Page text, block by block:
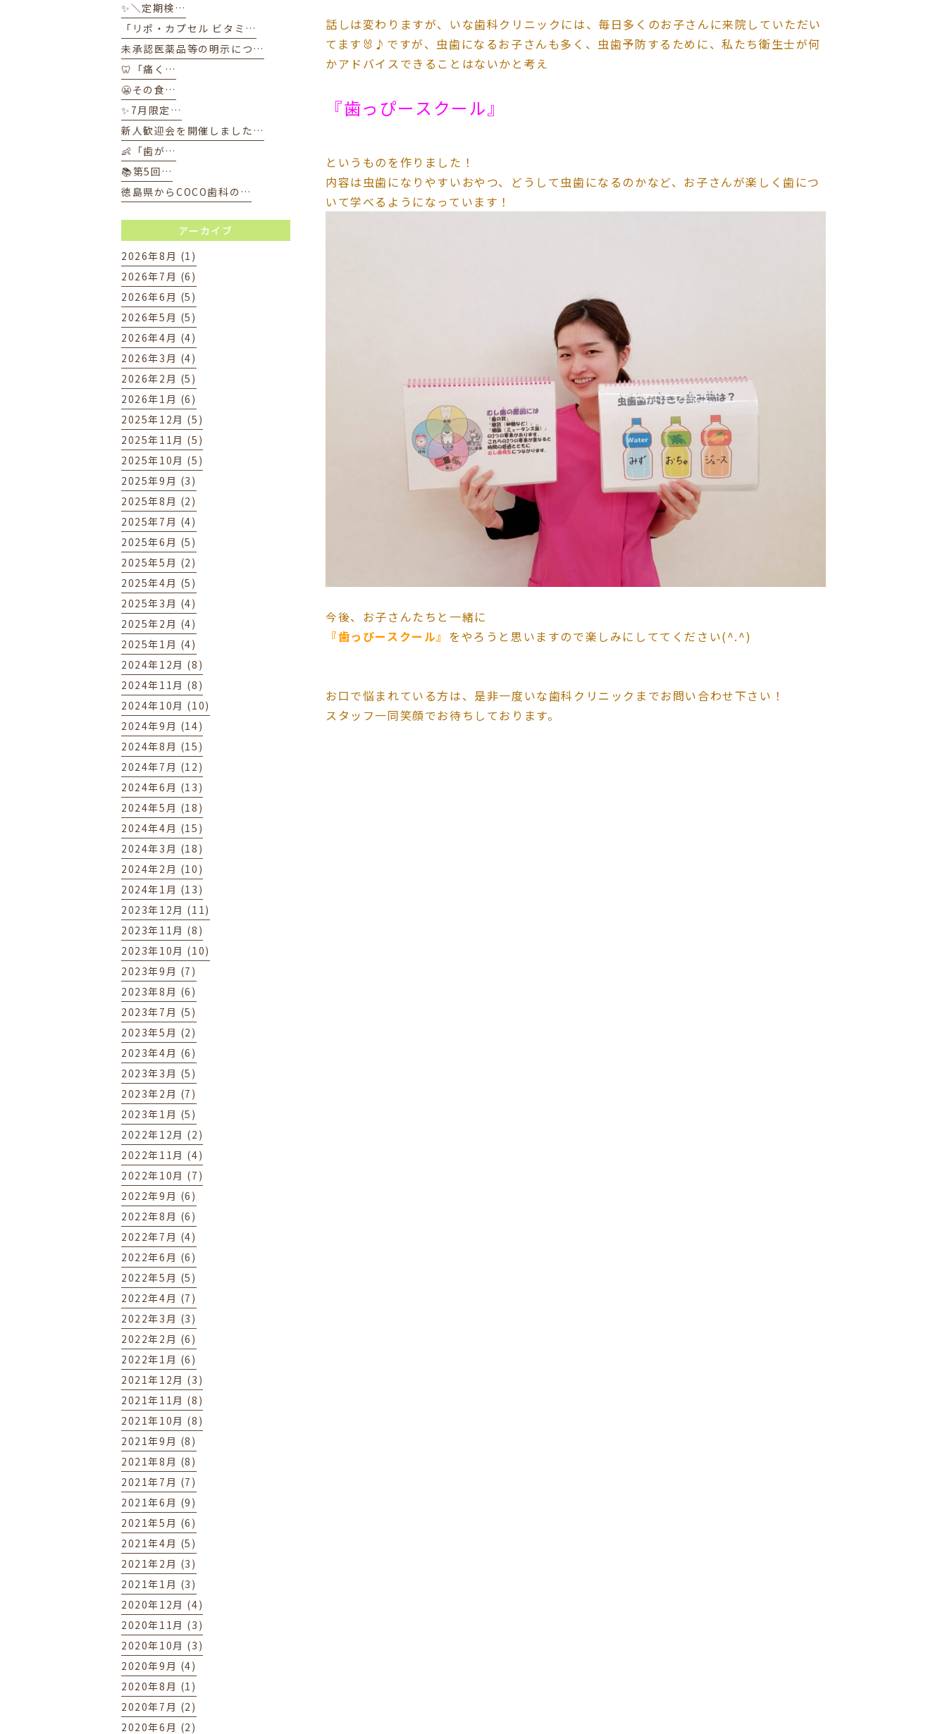
話しは変わりますが、いな歯科クリニックには、毎日多くのお子さんに来院していただい
てます🐰♪ですが、虫歯になるお子さんも多く、虫歯予防するために、私たち衛生士が何
かアドバイスできることはないかと考え
『歯っぴースクール』
というものを作りました！
内容は虫歯になりやすいおやつ、どうして虫歯になるのかなど、お子さんが楽しく歯につ
いて学べるようになっています！
今後、お子さんたちと一緒に
『歯っぴースクール』 をやろうと思いますので楽しみにしててください(^.^)
お口で悩まれている方は、是非一度いな歯科クリニックまでお問い合わせ下さい！
スタッフ一同笑顔でお待ちしております。
✨＼定期検…
「リポ・カプセル ビタミ…
未承認医薬品等の明示につ…
🦷「痛く…
😬その食…
✨7月限定…
新人歓迎会を開催しました…
👶「歯が…
📚第5回…
徳島県からCOCO歯科の…
アーカイブ
2026年8月 (1)
2026年7月 (6)
2026年6月 (5)
2026年5月 (5)
2026年4月 (4)
2026年3月 (4)
2026年2月 (5)
2026年1月 (6)
2025年12月 (5)
2025年11月 (5)
2025年10月 (5)
2025年9月 (3)
2025年8月 (2)
2025年7月 (4)
2025年6月 (5)
2025年5月 (2)
2025年4月 (5)
2025年3月 (4)
2025年2月 (4)
2025年1月 (4)
2024年12月 (8)
2024年11月 (8)
2024年10月 (10)
2024年9月 (14)
2024年8月 (15)
2024年7月 (12)
2024年6月 (13)
2024年5月 (18)
2024年4月 (15)
2024年3月 (18)
2024年2月 (10)
2024年1月 (13)
2023年12月 (11)
2023年11月 (8)
2023年10月 (10)
2023年9月 (7)
2023年8月 (6)
2023年7月 (5)
2023年5月 (2)
2023年4月 (6)
2023年3月 (5)
2023年2月 (7)
2023年1月 (5)
2022年12月 (2)
2022年11月 (4)
2022年10月 (7)
2022年9月 (6)
2022年8月 (6)
2022年7月 (4)
2022年6月 (6)
2022年5月 (5)
2022年4月 (7)
2022年3月 (3)
2022年2月 (6)
2022年1月 (6)
2021年12月 (3)
2021年11月 (8)
2021年10月 (8)
2021年9月 (8)
2021年8月 (8)
2021年7月 (7)
2021年6月 (9)
2021年5月 (6)
2021年4月 (5)
2021年2月 (3)
2021年1月 (3)
2020年12月 (4)
2020年11月 (3)
2020年10月 (3)
2020年9月 (4)
2020年8月 (1)
2020年7月 (2)
2020年6月 (2)